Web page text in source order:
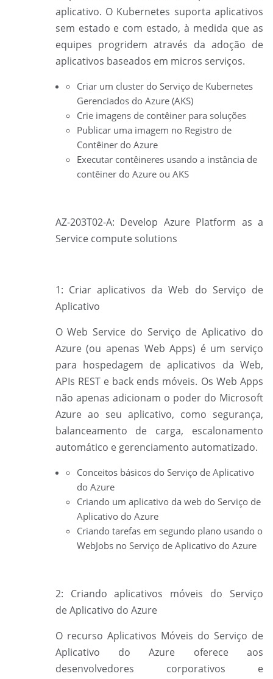
aplicativo. O Kubernetes suporta aplicativos
sem estado e com estado, à medida que as
equipes progridem através da adoção de
aplicativos baseados em micros serviços.
Criar um cluster do Serviço de Kubernetes
Gerenciados do Azure (AKS)
Crie imagens de contêiner para soluções
Publicar uma imagem no Registro de
Contêiner do Azure
Executar contêineres usando a instância de
contêiner do Azure ou AKS
AZ-203T02-A: Develop Azure Platform as a
Service compute solutions
1: Criar aplicativos da Web do Serviço de
Aplicativo
O Web Service do Serviço de Aplicativo do
Azure (ou apenas Web Apps) é um serviço
para hospedagem de aplicativos da Web,
APIs REST e back ends móveis. Os Web Apps
não apenas adicionam o poder do Microsoft
Azure ao seu aplicativo, como segurança,
balanceamento de carga, escalonamento
automático e gerenciamento automatizado.
Conceitos básicos do Serviço de Aplicativo
do Azure
Criando um aplicativo da web do Serviço de
Aplicativo do Azure
Criando tarefas em segundo plano usando o
WebJobs no Serviço de Aplicativo do Azure
2: Criando aplicativos móveis do Serviço
deAplicativo do Azure
O recurso Aplicativos Móveis do Serviço de
Aplicativo do Azure oferece aos
desenvolvedores corporativos e